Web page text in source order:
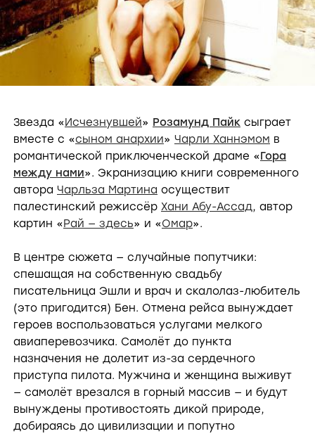
Звезда «Исчезнувшей» Розамунд Пайк сыграет
вместе с «сыном анархии» Чарли Ханнэмом в
романтической приключенческой драме «Гора
между нами». Экранизацию книги современного
автора Чарльза Мартина осуществит
палестинский режиссёр Хани Абу-Ассад, автор
картин «Рай — здесь» и «Омар».
В центре сюжета — случайные попутчики:
спешащая на собственную свадьбу
писательница Эшли и врач и скалолаз-любитель
(это пригодится) Бен. Отмена рейса вынуждает
героев воспользоваться услугами мелкого
авиаперевозчика. Самолёт до пункта
назначения не долетит из-за сердечного
приступа пилота. Мужчина и женщина выживут
— самолёт врезался в горный массив — и будут
вынуждены противостоять дикой природе,
добираясь до цивилизации и попутно